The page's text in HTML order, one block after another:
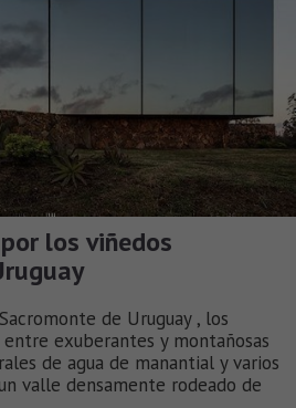
los viñedos
de Uruguay , los
exuberantes y montañosas
de agua de manantial y varios
valle densamente rodeado de